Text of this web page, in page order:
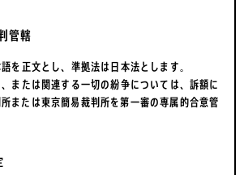
管轄
正文とし、準拠法は日本法とします。
たは関連する一切の紛争については、訴額に
または東京簡易裁判所を第一審の専属的合意管